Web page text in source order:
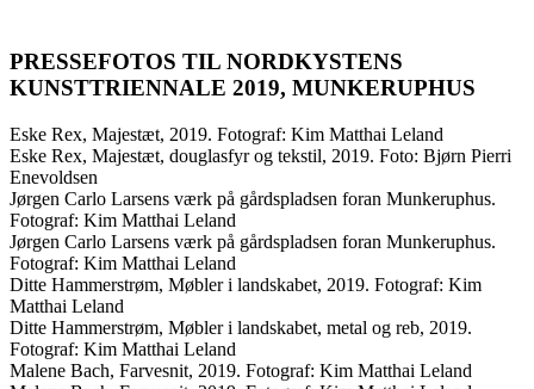
PRESSEFOTOS TIL NORDKYSTENS
KUNSTTRIENNALE 2019, MUNKERUPHUS
Eske Rex, Majestæt, 2019. Fotograf: Kim Matthai Leland
Eske Rex, Majestæt, douglasfyr og tekstil, 2019. Foto: Bjørn Pierri
Enevoldsen
Jørgen Carlo Larsens værk på gårdspladsen foran Munkeruphus.
Fotograf: Kim Matthai Leland
Jørgen Carlo Larsens værk på gårdspladsen foran Munkeruphus.
Fotograf: Kim Matthai Leland
Ditte Hammerstrøm, Møbler i landskabet, 2019. Fotograf: Kim
Matthai Leland
Ditte Hammerstrøm, Møbler i landskabet, metal og reb, 2019.
Fotograf: Kim Matthai Leland
Malene Bach, Farvesnit, 2019. Fotograf: Kim Matthai Leland